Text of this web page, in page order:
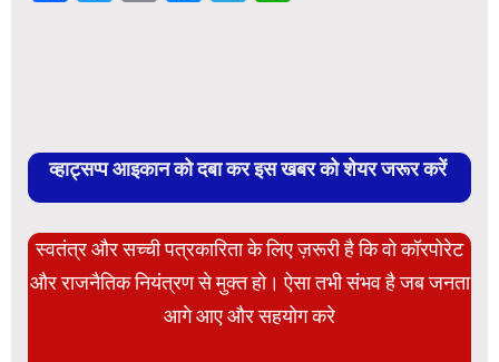
व्हाट्सप्प आइकान को दबा कर इस खबर को शेयर जरूर करें
स्वतंत्र और सच्ची पत्रकारिता के लिए ज़रूरी है कि वो कॉरपोरेट
और राजनैतिक नियंत्रण से मुक्त हो। ऐसा तभी संभव है जब जनता
आगे आए और सहयोग करे